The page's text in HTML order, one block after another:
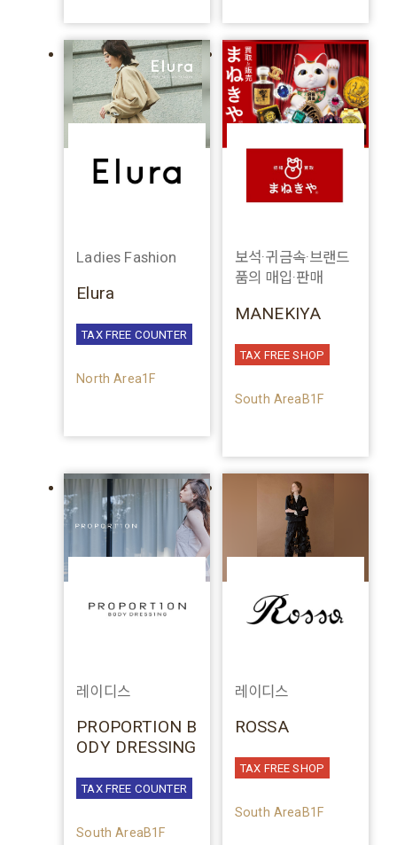
Ladies Fashion
Elura
TAX FREE COUNTER
North Area1F
보석·귀금속·브랜드
품의 매입·판매
MANEKIYA
TAX FREE SHOP
South AreaB1F
레이디스
PROPORTION B
ODY DRESSING
TAX FREE COUNTER
South AreaB1F
레이디스
ROSSA
TAX FREE SHOP
South AreaB1F